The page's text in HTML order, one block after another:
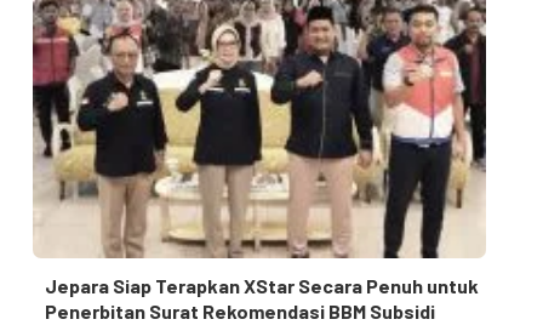
Jepara Siap Terapkan XStar Secara Penuh untuk
Penerbitan Surat Rekomendasi BBM Subsidi